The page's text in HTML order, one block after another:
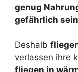
genug
gefährlich
Deshalb
verlassen ihre
fliegen in